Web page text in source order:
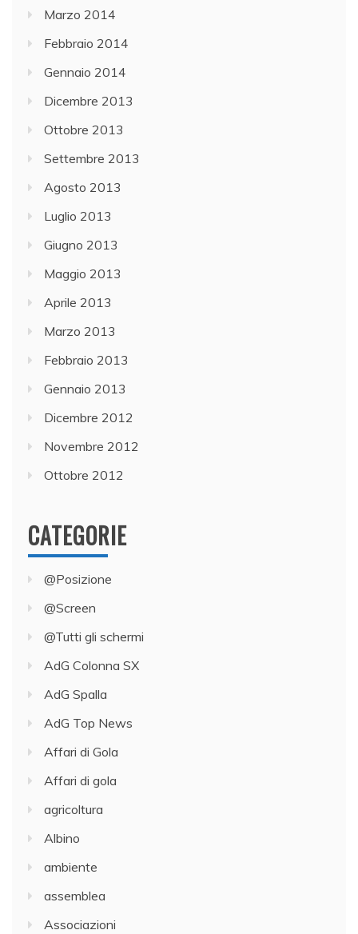
Marzo 2014
Febbraio 2014
Gennaio 2014
Dicembre 2013
Ottobre 2013
Settembre 2013
Agosto 2013
Luglio 2013
Giugno 2013
Maggio 2013
Aprile 2013
Marzo 2013
Febbraio 2013
Gennaio 2013
Dicembre 2012
Novembre 2012
Ottobre 2012
CATEGORIE
@Posizione
@Screen
@Tutti gli schermi
AdG Colonna SX
AdG Spalla
AdG Top News
Affari di Gola
Affari di gola
agricoltura
Albino
ambiente
assemblea
Associazioni